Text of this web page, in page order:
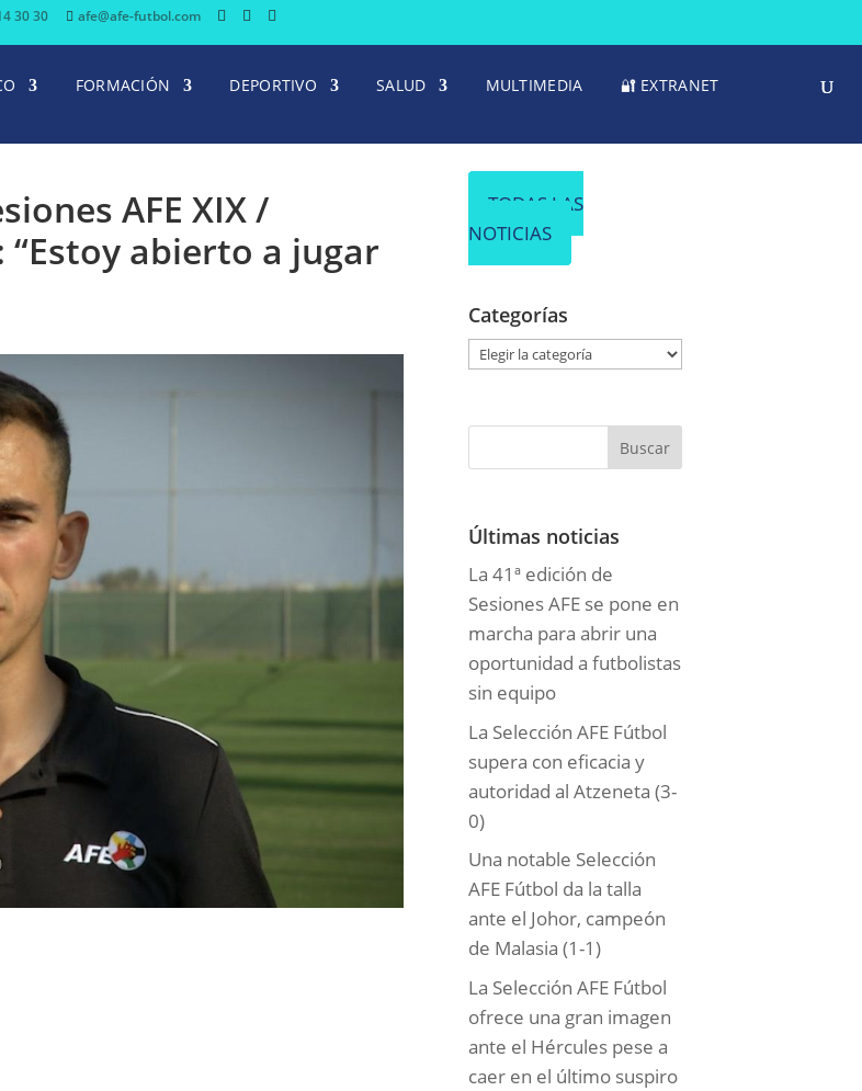
30 30 afe@afe-futbol.com
FORMACIÓN DEPORTIVO SALUD MULTIMEDIA 🔐 EXTRANET
AFE XIX /
“Estoy abierto a jugar
TODAS LAS
NOTICIAS
Categorías
g
r
a
s
Últimas noticias
La 41ª edición de
Sesiones AFE se pone en
marcha para abrir una
oportunidad a futbolistas
sin equipo
La Selección AFE Fútbol
supera con eficacia y
autoridad al Atzeneta (3-
0)
Una notable Selección
AFE Fútbol da la talla
ante el Johor, campeón
de Malasia (1-1)
La Selección AFE Fútbol
ofrece una gran imagen
ante el Hércules pese a
caer en el último suspiro